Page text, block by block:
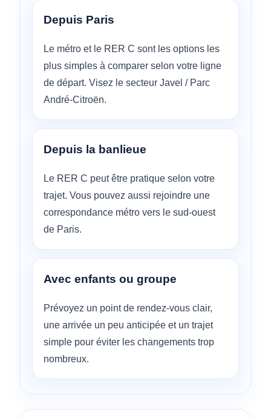
Depuis Paris
Le métro et le RER C sont les options les
plus simples à comparer selon votre ligne
de départ. Visez le secteur Javel / Parc
André-Citroën.
Depuis la banlieue
Le RER C peut être pratique selon votre
trajet. Vous pouvez aussi rejoindre une
correspondance métro vers le sud-ouest
de Paris.
Avec enfants ou groupe
Prévoyez un point de rendez-vous clair,
une arrivée un peu anticipée et un trajet
simple pour éviter les changements trop
nombreux.